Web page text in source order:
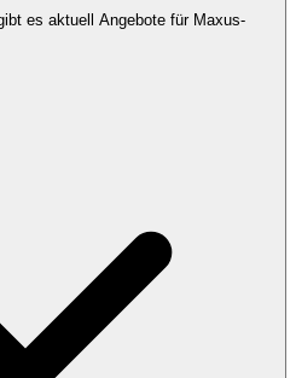
es aktuell Angebote für Maxus-